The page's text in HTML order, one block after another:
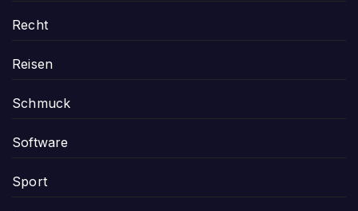
Recht
Reisen
Schmuck
Software
Sport